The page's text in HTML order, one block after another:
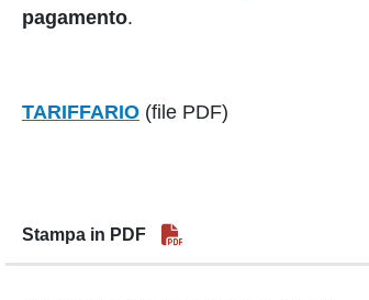
pagamento.
TARIFFARIO (file PDF)
Stampa in PDF